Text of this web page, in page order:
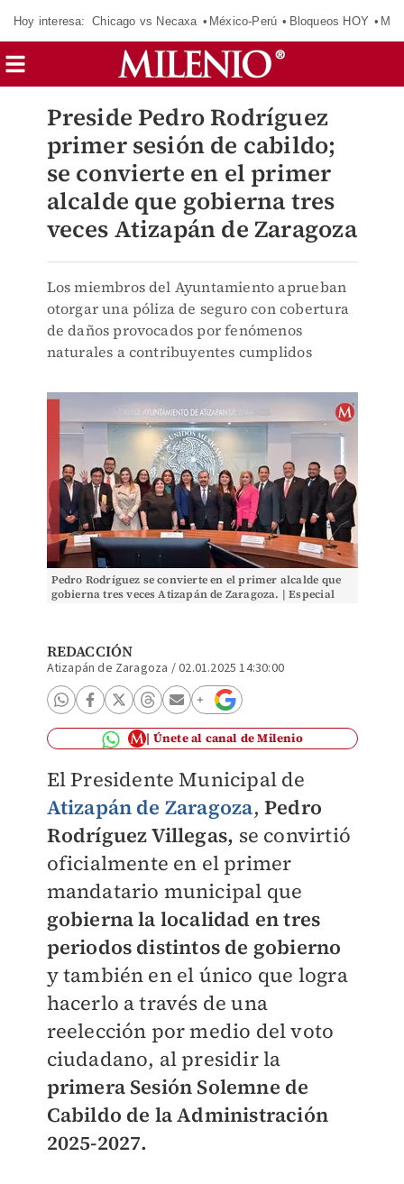
Hoy interesa: Chicago vs Necaxa México-Perú Bloqueos HOY
Preside Pedro Rodríguez
primer sesión de cabildo;
se convierte en el primer
alcalde que gobierna tres
veces Atizapán de Zaragoza
Los miembros del Ayuntamiento aprueban
otorgar una póliza de seguro con cobertura
de daños provocados por fenómenos
naturales a contribuyentes cumplidos
Pedro Rodríguez se convierte en el primer alcalde que
gobierna tres veces Atizapán de Zaragoza. | Especial
REDACCIÓN
Atizapán de Zaragoza /02.01.2025 14:30:00
Únete al canal de Milenio
El Presidente Municipal de
Atizapán de Zaragoza, Pedro
Rodríguez Villegas, se convirtió
oficialmente en el primer
mandatario municipal que
gobierna la localidad en tres
periodos distintos de gobierno
y también en el único que logra
hacerlo a través de una
reelección por medio del voto
ciudadano, al presidir la
primera Sesión Solemne de
Cabildo de la Administración
2025-2027.